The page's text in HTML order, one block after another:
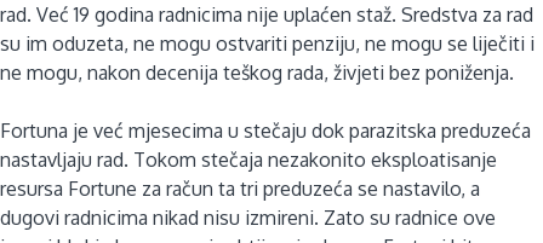
rad. Već 19 godina radnicima nije uplaćen staž. Sredstva za rad
su im oduzeta, ne mogu ostvariti penziju, ne mogu se liječiti i
ne mogu, nakon decenija teškog rada, živjeti bez poniženja.
Fortuna je već mjesecima u stečaju dok parazitska preduzeća
nastavljaju rad. Tokom stečaja nezakonito eksploatisanje
resursa Fortune za račun ta tri preduzeća se nastavilo, a
dugovi radnicima nikad nisu izmireni. Zato su radnice ove